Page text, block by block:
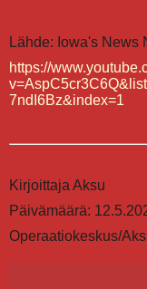
Lähde: Iowa's News
https://
7ndI6Bz&index=1
Kirjoittaja Aksu
Päivämäärä:
Operaatiokeskus/